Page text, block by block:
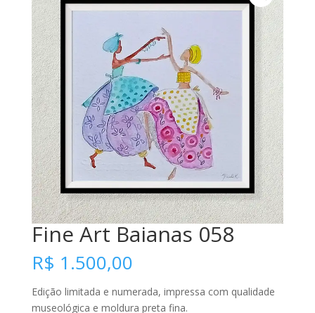
Fine Art Baianas 058
R$ 1.500,00
Edição limitada e numerada, impressa com qualidade
museológica e moldura preta fina.